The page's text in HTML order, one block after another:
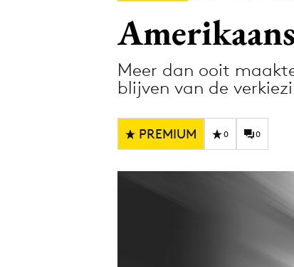
Digital
Diversiteit
Interne
Meer dan ooit
blijven van de
PREMIUM 0 0